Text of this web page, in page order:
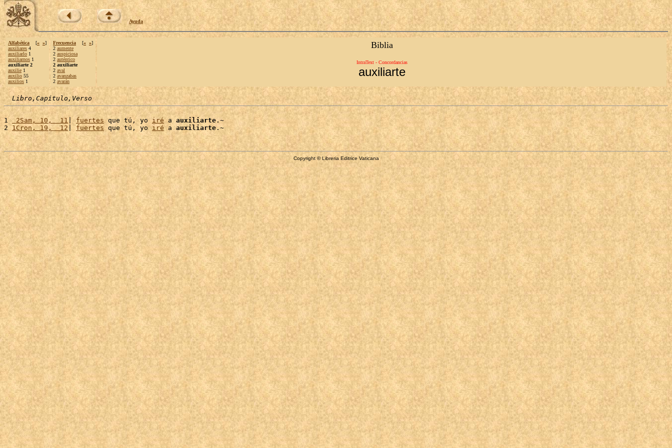
Ayuda
Alfabética [« »]
auxiliares 4
auxiliarlo 1
auxiliarnos 1
auxiliarte 2
auxilie 1
auxilio 55
auxilios 1
Frecuencia [« »]
2 aumente
2 auspiciosa
2 auténtico
2 auxiliarte
2 aval
2 avanzabas
2 avarán
Biblia
IntraText - Concordancias
auxiliarte
Libro,Capítulo,Verso
1 2Sam, 10,  11 | fuertes que tú, yo iré a auxiliarte.~
2 1Cron, 19,  12 | fuertes que tú, yo iré a auxiliarte
Copyright © Libreria Editrice Vaticana